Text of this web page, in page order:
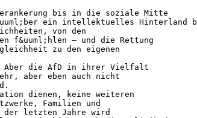
bis in die soziale Mitte
ein intellektuelles Hinterland
von den
f&uuml;hlen – und die Rettung
zu den eigenen
Aber die AfD in ihrer Vielfalt
aber eben auch nicht
dienen, keine weiteren
Familien und
der letzten Jahre wird